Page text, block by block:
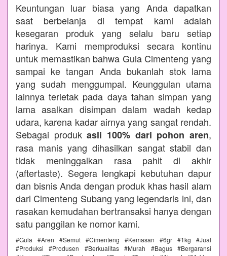
Keuntungan luar biasa yang Anda dapatkan
saat berbelanja di tempat kami adalah
kesegaran produk yang selalu baru setiap
harinya. Kami memproduksi secara kontinu
untuk memastikan bahwa Gula Cimenteng yang
sampai ke tangan Anda bukanlah stok lama
yang sudah menggumpal. Keunggulan utama
lainnya terletak pada daya tahan simpan yang
lama asalkan disimpan dalam wadah kedap
udara, karena kadar airnya yang sangat rendah.
Sebagai produkasli 100% dari pohon aren,
rasa manis yang dihasilkan sangat stabil dan
tidak meninggalkan rasa pahit di akhir
(aftertaste). Segera lengkapi kebutuhan dapur
dan bisnis Anda dengan produk khas hasil alam
dari Cimenteng Subang yang legendaris ini, dan
rasakan kemudahan bertransaksi hanya dengan
satu panggilan ke nomor kami.
#Gula #Aren #Semut #Cimenteng #Kemasan #6gr #1kg #Jual
#Produksi #Produsen #Berkualitas #Murah #Bagus #Bergaransi